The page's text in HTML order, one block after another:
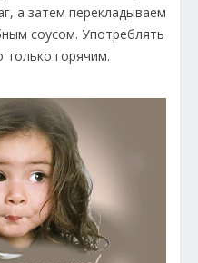
а затем перекладываем
соусом. Употреблять
горячим.